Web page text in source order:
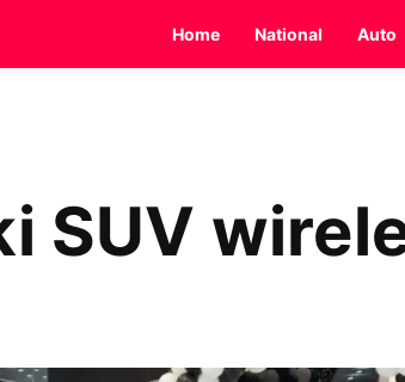
Home National Auto
SUV